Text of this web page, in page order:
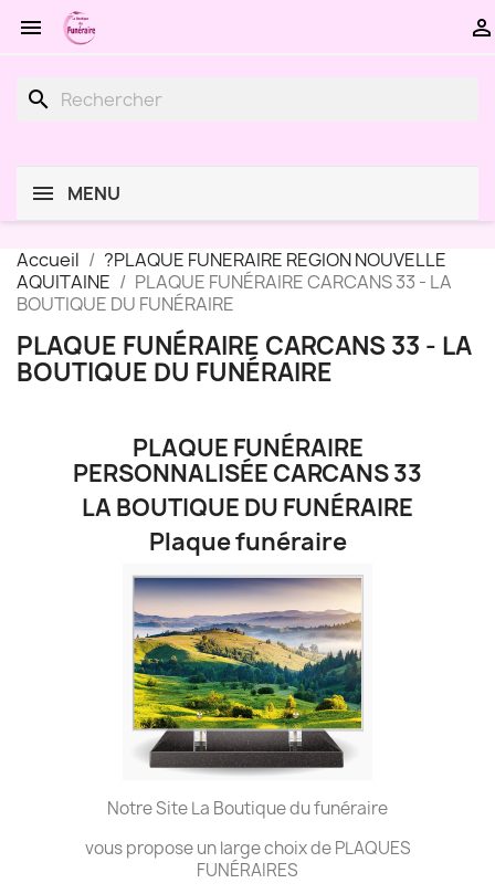
 
search
MENU
Accueil
?PLAQUE FUNERAIRE REGION NOUVELLE
AQUITAINE
PLAQUE FUNÉRAIRE CARCANS 33 - LA
BOUTIQUE DU FUNÉRAIRE
PLAQUE FUNÉRAIRE CARCANS 33 - LA
BOUTIQUE DU FUNÉRAIRE
PLAQUE FUNÉRAIRE
PERSONNALISÉE CARCANS 33
LA BOUTIQUE DU FUNÉRAIRE
Plaque funéraire
Notre Site La Boutique du funéraire
vous propose un large choix de PLAQUES
FUNÉRAIRES